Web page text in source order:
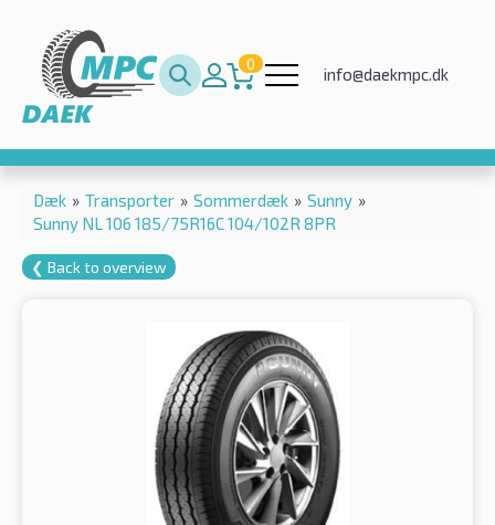
0
info@daekmpc.dk
Dæk » Transporter » Sommerdæk » Sunny »
Sunny NL 106 185/75R16C 104/102R 8PR
❮ Back to overview